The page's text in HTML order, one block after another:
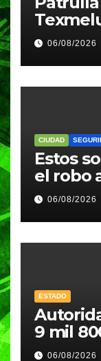
deja
06/08/2026
CIUDAD
Estos
el robo
Poniente
06/08/2026
ESTADO
9 mil
06/08/2026